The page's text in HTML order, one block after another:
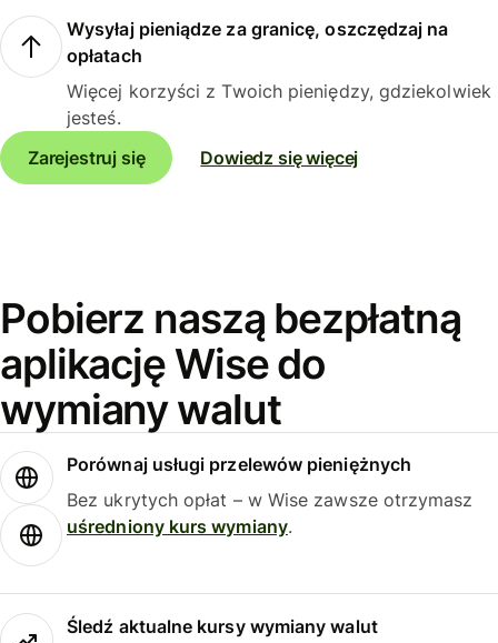
Wysyłaj pieniądze za granicę, oszczędzaj na
opłatach
Więcej korzyści z Twoich pieniędzy, gdziekolwiek
jesteś.
Zarejestruj się
Dowiedz się więcej
Pobierz naszą bezpłatną
aplikację Wise do
wymiany walut
Porównaj usługi przelewów pieniężnych
Bez ukrytych opłat – w Wise zawsze otrzymasz
uśredniony kurs wymiany.
Śledź aktualne kursy wymiany walut